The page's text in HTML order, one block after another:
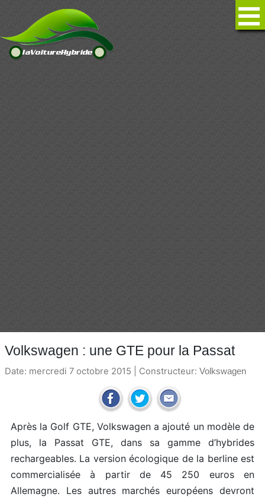
Volkswagen : une GTE pour la Passat
Date: mercredi 7 octobre 2015 | Constructeur: Volkswagen
Après la Golf GTE, Volkswagen a ajouté un modèle de
plus, la Passat GTE, dans sa gamme d’hybrides
rechargeables. La version écologique de la berline est
commercialisée à partir de 45 250 euros en
Allemagne. Les autres marchés européens devront